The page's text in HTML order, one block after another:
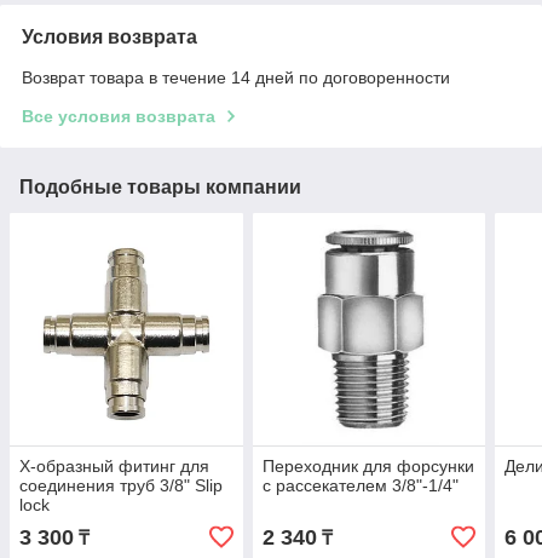
Условия возврата
Возврат товара в течение 14 дней по договоренности
Все условия возврата
Подобные товары компании
Х-образный фитинг для
соединения труб 3/8" Slip
lock
3 300 ₸
Переходник для форсунки
с рассекателем 3/8"-1/4"
2 340₸ 6